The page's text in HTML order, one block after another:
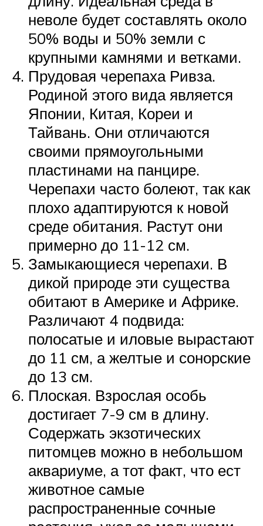
неволе будет составлять около
50% воды и 50% земли с
крупными камнями и ветками.
Прудовая черепаха Ривза.
Родиной этого вида является
Японии, Китая, Кореи и
Тайвань. Они отличаются
своими прямоугольными
пластинами на панцире.
Черепахи часто болеют, так как
плохо адаптируются к новой
среде обитания. Растут они
примерно до 11-12 см.
Замыкающиеся черепахи. В
дикой природе эти существа
обитают в Америке и Африке.
Различают 4 подвида:
полосатые и иловые вырастают
до 11 см, а желтые и сонорские
до 13 см.
Плоская. Взрослая особь
достигает 7-9 см в длину.
Содержать экзотических
питомцев можно в небольшом
аквариуме, а тот факт, что ест
животное самые
распространенные сочные